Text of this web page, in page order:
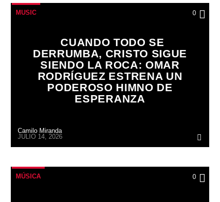
MUSIC 0
CUANDO TODO SE
DERRUMBA, CRISTO SIGUE
SIENDO LA ROCA: OMAR
RODRÍGUEZ ESTRENA UN
PODEROSO HIMNO DE
ESPERANZA
Camilo Miranda
JULIO 14, 2026
MÚSICA 0